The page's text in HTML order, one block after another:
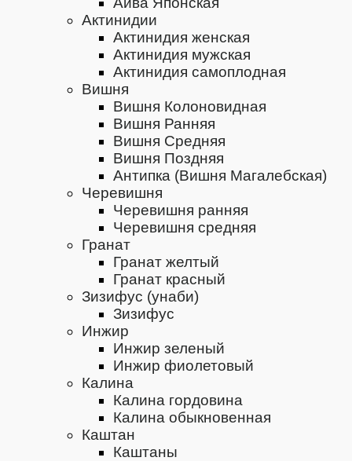
Актинидии
Актинидия женская
Актинидия мужская
Актинидия самоплодная
Вишня
Вишня Колоновидная
Вишня Ранняя
Вишня Средняя
Вишня Поздняя
Антипка (Вишня Магалебская)
Черевишня
Черевишня ранняя
Черевишня средняя
Гранат
Гранат желтый
Гранат красный
Зизифус (унаби)
Зизифус
Инжир
Инжир зеленый
Инжир фиолетовый
Калина
Калина гордовина
Калина обыкновенная
Каштан
Каштаны